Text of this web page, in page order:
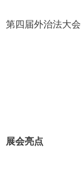
第四届外治法大会
展会亮点